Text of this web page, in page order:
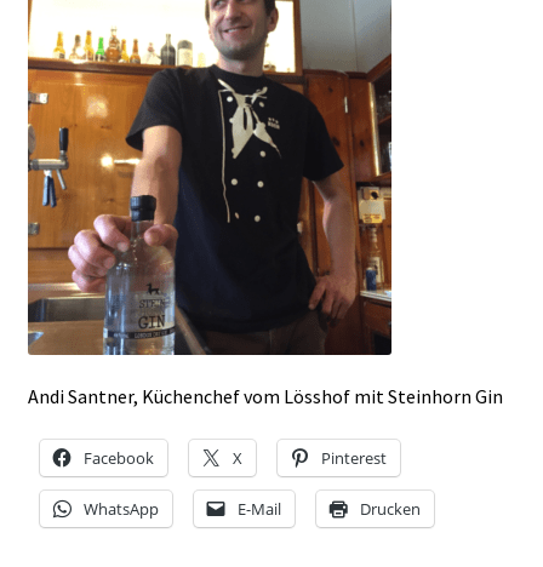
AUSZEICHNUNGEN
MERCH
SERVE EMPFEHLUNGEN
NEWSLETTER-ANMELDUNG
STEINHORN BLOG
Andi Santner, Küchenchef vom Lösshof mit Steinhorn Gin
Facebook X Pinterest
WhatsApp E-Mail Drucken